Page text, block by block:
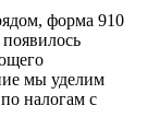
форма 910
мы уделим
налогам с